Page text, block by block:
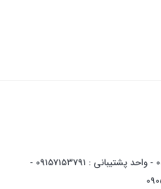
واحد پشتیبانی مشتریان : 05135092741 - واحد پشتیبانی : 09157153791 -